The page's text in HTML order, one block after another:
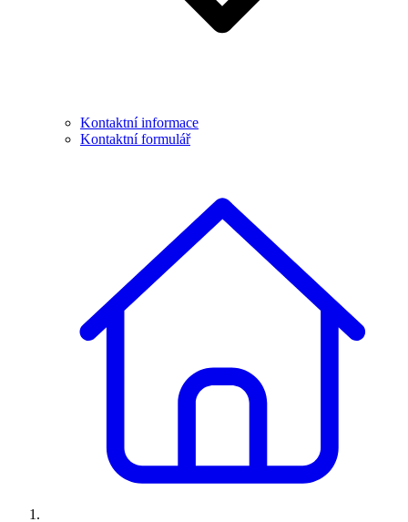
Kontaktní informace
Kontaktní formulář